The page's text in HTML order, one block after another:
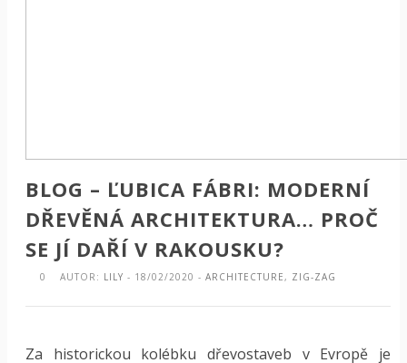
BLOG – ĽUBICA FÁBRI: MODERNÍ
DŘEVĚNÁ ARCHITEKTURA… PROČ
SE JÍ DAŘÍ V RAKOUSKU?
0 AUTOR: LILY - 18/02/2020 - ARCHITECTURE, ZIG-ZAG
Za historickou kolébku dřevostaveb v Evropě je